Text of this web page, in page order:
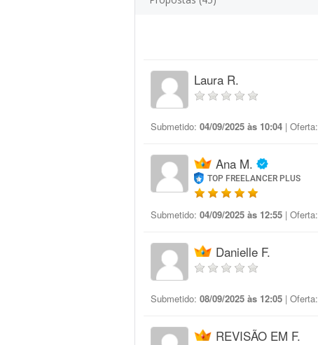
Laura R.
Submetido: 04/09/2025 às 10:04 | Oferta:
Ana M.
TOP FREELANCER PLUS
Submetido: 04/09/2025 às 12:55 | Oferta:
Danielle F.
Submetido: 08/09/2025 às 12:05 | Oferta:
REVISÃO EM F.